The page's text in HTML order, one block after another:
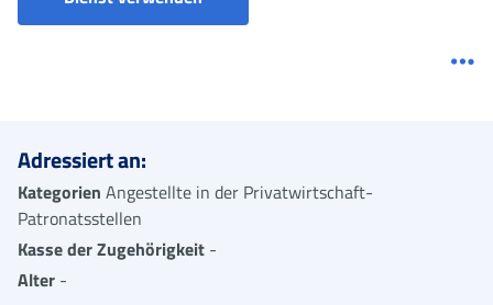
Adressiert an:
Kategorien Angestellte in der Privatwirtschaft-
Patronatsstellen
Kasse der Zugehörigkeit -
Alter -